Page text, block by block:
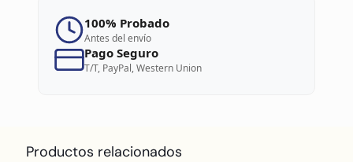
100% Probado
Antes del envío
Pago Seguro
T/T, PayPal, Western Union
Productos relacionados